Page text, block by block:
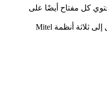
كل مفتاح أيضًا على
إشارة الحالة. يمكن استخدام ما يصل إلى ثلاثة أنظمة Mitel